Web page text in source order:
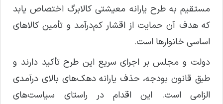
مستقیم به طرح یارانه معیشتی کالابرگ اختصاص یابد
که هدف آن حمایت از اقشار کم‌درآمد و تأمین کالا‌های
اساسی خانوار‌ها است.
دولت و مجلس بر اجرای سریع این طرح تأکید دارند و
طبق قانون بودجه، حذف یارانه دهک‌های بالای درآمدی
الزامی است. این اقدام در راستای سیاست‌های